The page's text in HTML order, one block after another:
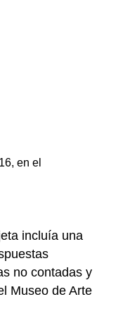
Recursos
Okeke
La
Sociedad
de
Arte
en el
incluía una
no contadas y
Museo de Arte